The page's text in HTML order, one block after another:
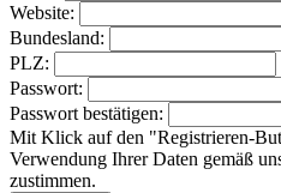
Website:
Bundesland:
PLZ:
Passwort:
Passwort bestätigen:
Mit Klick auf den "Registrieren-
Verwendung Ihrer Daten gemäß
zustimmen.